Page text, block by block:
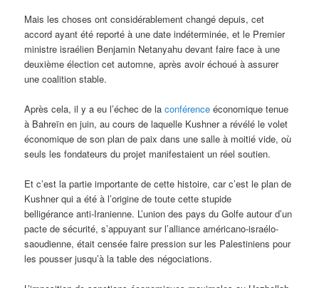
Mais les choses ont considérablement changé depuis, cet
accord ayant été reporté à une date indéterminée, et le Premier
ministre israélien Benjamin Netanyahu devant faire face à une
deuxième élection cet automne, après avoir échoué à assurer
une coalition stable.
Après cela, il y a eu l’échec de laconférence économique tenue
à Bahreïn en juin, au cours de laquelle Kushner a révélé le volet
économique de son plan de paix dans une salle à moitié vide, où
seuls les fondateurs du projet manifestaient un réel soutien.
Et c’est la partie importante de cette histoire, car c’est le plan de
Kushner qui a été à l’origine de toute cette stupide
belligérance anti-Iranienne. L’union des pays du Golfe autour d’un
pacte de sécurité, s’appuyant sur l’alliance américano-israélo-
saoudienne, était censée faire pression sur les Palestiniens pour
les pousser jusqu’à la table des négociations.